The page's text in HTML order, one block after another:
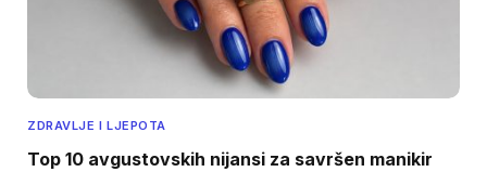
ZDRAVLJE I LJEPOTA
Top 10 avgustovskih nijansi za savršen manikir